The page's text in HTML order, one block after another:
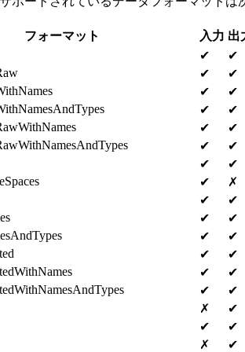
フォーマット 入力 出
✔
✔
✔
✔
✔
✔
✔
✔
✔
✔
✔
✔
✔
✔
✔
✗
✔
✔
✔
✔
✔
✔
✔
✔
✔
✔
✔
✔
✗
✔
✔
✔
✗
✔